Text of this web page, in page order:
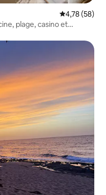
Évaluation
4,78 (58)
plage, casino et